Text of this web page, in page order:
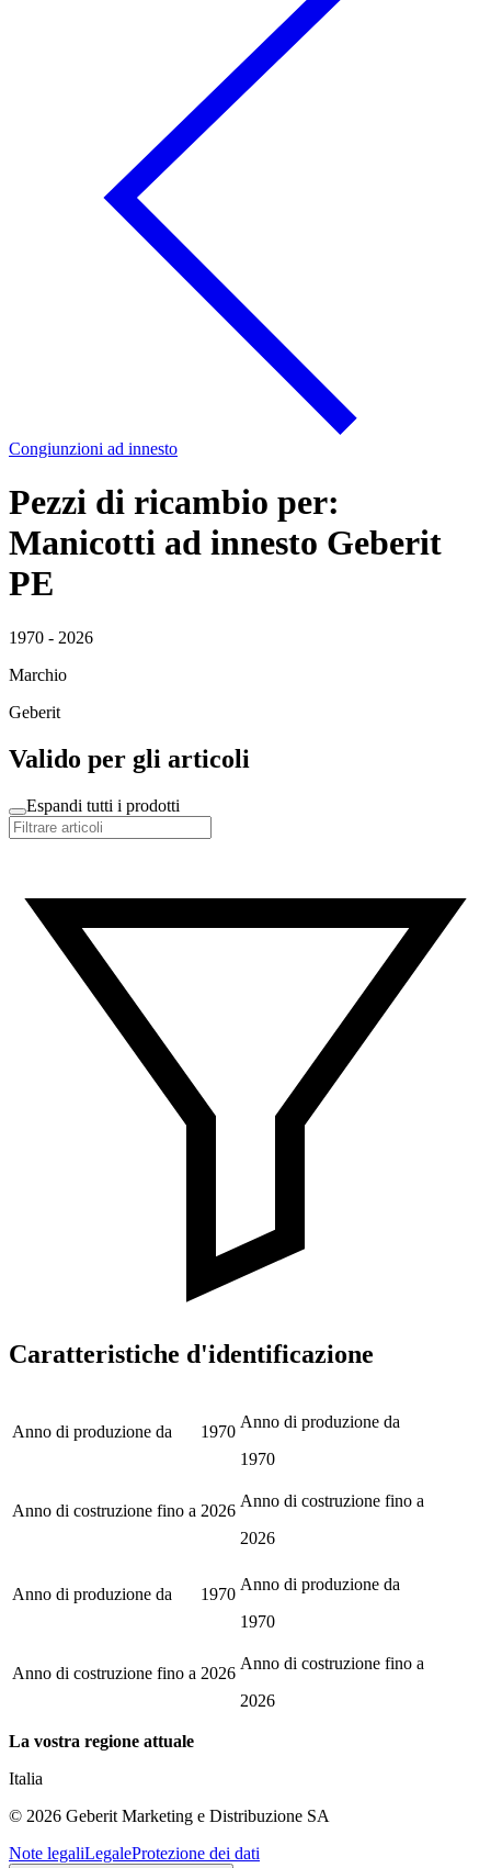
Congiunzioni ad innesto
Pezzi di ricambio per:
Manicotti ad innesto Geberit
PE
1970 - 2026
Marchio
Geberit
Valido per gli articoli
Espandi tutti i prodotti
Caratteristiche d'identificazione
Anno di produzione da 1970
Anno di produzione da
1970
Anno di costruzione fino a 2026
Anno di costruzione fino a
2026
Anno di produzione da 1970
Anno di produzione da
1970
Anno di costruzione fino a 2026
Anno di costruzione fino a
2026
La vostra regione attuale
Italia
© 2026 Geberit Marketing e Distribuzione SA
Note legaliLegaleProtezione dei dati